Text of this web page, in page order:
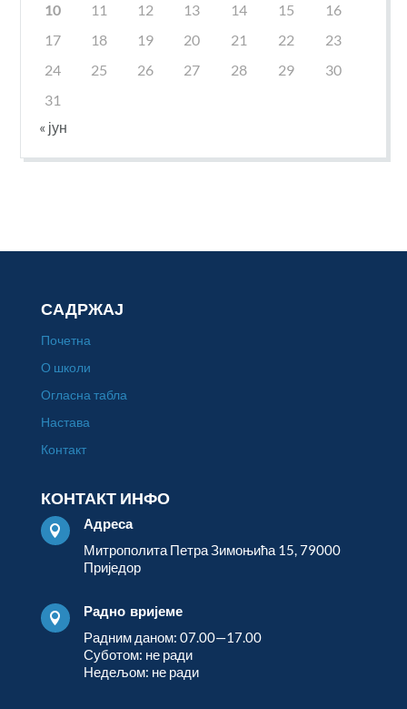
10
11 12 13 14 15
16
17
18 19 20 21 22
23
24
25 26 27 28 29
30
31
« јун
САДРЖАЈ
Почетна
О школи
Огласна табла
Настава
Контакт
КОНТАКТ ИНФО

Адреса
Митрополита Петра Зимоњића 15, 79000
Приједор

Радно вријеме
Радним даном: 07.00—17.00
Суботом: не ради
Недељом: не ради